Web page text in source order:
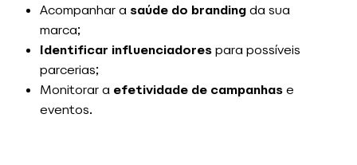
Acompanhar a saúde do brandingda sua
marca;
Identificar influenciadorespara possíveis
parcerias;
Monitorar a efetividade de campanhase
eventos.